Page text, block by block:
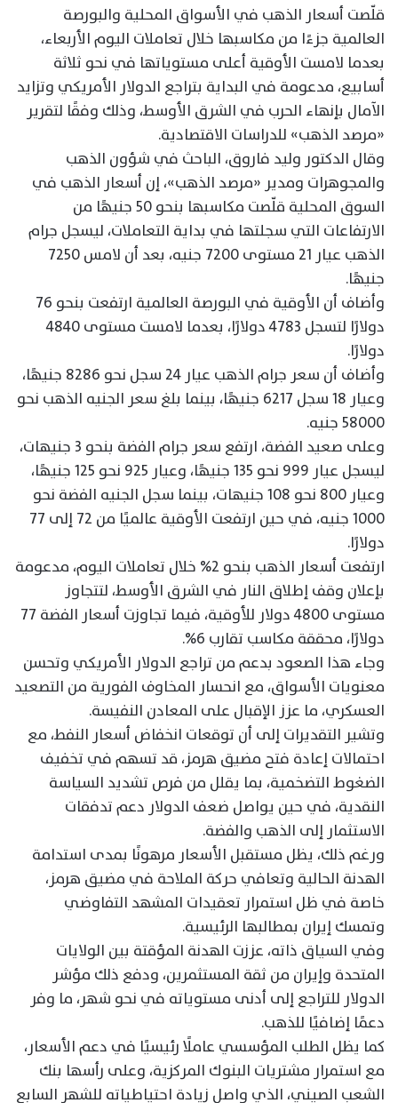
قلّصت أسعار الذهب في الأسواق المحلية والبورصة
العالمية جزءًا من مكاسبها خلال تعاملات اليوم الأربعاء،
بعدما لامست الأوقية أعلى مستوياتها في نحو ثلاثة
أسابيع، مدعومة في البداية بتراجع الدولار الأمريكي وتزايد
الآمال بإنهاء الحرب في الشرق الأوسط، وذلك وفقًا لتقرير
«مرصد الذهب» للدراسات الاقتصادية.
وقال الدكتور وليد فاروق، الباحث في شؤون الذهب
والمجوهرات ومدير «مرصد الذهب»، إن أسعار الذهب في
السوق المحلية قلّصت مكاسبها بنحو 50 جنيهًا من
الارتفاعات التي سجلتها في بداية التعاملات، ليسجل جرام
الذهب عيار 21 مستوى 7200 جنيه، بعد أن لامس 7250
جنيهًا.
وأضاف أن الأوقية في البورصة العالمية ارتفعت بنحو 76
دولارًا لتسجل 4783 دولارًا، بعدما لامست مستوى 4840
دولارًا.
وأضاف أن سعر جرام الذهب عيار 24 سجل نحو 8286 جنيهًا،
وعيار 18 سجل 6217 جنيهًا، بينما بلغ سعر الجنيه الذهب نحو
58000 جنيه.
وعلى صعيد الفضة، ارتفع سعر جرام الفضة بنحو 3 جنيهات،
ليسجل عيار 999 نحو 135 جنيهًا، وعيار 925 نحو 125 جنيهًا،
وعيار 800 نحو 108 جنيهات، بينما سجل الجنيه الفضة نحو
1000 جنيه، في حين ارتفعت الأوقية عالميًا من 72 إلى 77
دولارًا.
ارتفعت أسعار الذهب بنحو 2% خلال تعاملات اليوم، مدعومة
بإعلان وقف إطلاق النار في الشرق الأوسط، لتتجاوز
مستوى 4800 دولار للأوقية، فيما تجاوزت أسعار الفضة 77
دولارًا، محققة مكاسب تقارب 6%.
وجاء هذا الصعود بدعم من تراجع الدولار الأمريكي وتحسن
معنويات الأسواق، مع انحسار المخاوف الفورية من التصعيد
العسكري، ما عزز الإقبال على المعادن النفيسة.
وتشير التقديرات إلى أن توقعات انخفاض أسعار النفط، مع
احتمالات إعادة فتح مضيق هرمز، قد تسهم في تخفيف
الضغوط التضخمية، بما يقلل من فرص تشديد السياسة
النقدية، في حين يواصل ضعف الدولار دعم تدفقات
الاستثمار إلى الذهب والفضة.
ورغم ذلك، يظل مستقبل الأسعار مرهونًا بمدى استدامة
الهدنة الحالية وتعافي حركة الملاحة في مضيق هرمز،
خاصة في ظل استمرار تعقيدات المشهد التفاوضي
وتمسك إيران بمطالبها الرئيسية.
وفي السياق ذاته، عززت الهدنة المؤقتة بين الولايات
المتحدة وإيران من ثقة المستثمرين، ودفع ذلك مؤشر
الدولار للتراجع إلى أدنى مستوياته في نحو شهر، ما وفر
دعمًا إضافيًا للذهب.
كما يظل الطلب المؤسسي عاملًا رئيسيًا في دعم الأسعار،
مع استمرار مشتريات البنوك المركزية، وعلى رأسها بنك
الشعب الصيني، الذي واصل زيادة احتياطياته للشهر السابع